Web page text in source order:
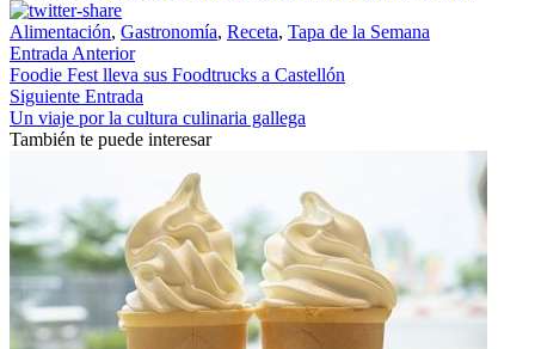
Alimentación, Gastronomía, Receta, Tapa de la Semana
Entrada Anterior
Foodie Fest lleva sus Foodtrucks a Castellón
Siguiente Entrada
Un viaje por la cultura culinaria gallega
También te puede interesar